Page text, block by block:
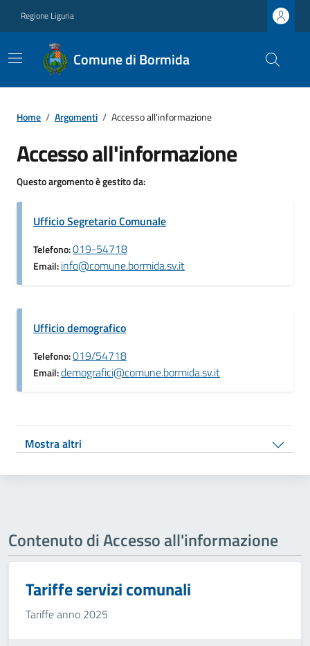
Regione Liguria
Comune di Bormida
Home / Argomenti / Accesso all'informazione
Accesso all'informazione
Questo argomento è gestito da:
Ufficio Segretario Comunale
Telefono:019-54718
Email:info@comune.bormida.sv.it
Ufficio demografico
Telefono:019/54718
Email:demografici@comune.bormida.sv.it
Mostra altri
Contenuto di Accesso all'informazione
Tariffe servizi comunali
Tariffe anno 2025